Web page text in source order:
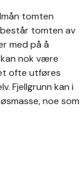
tomten
tomten av
med på å
nok være
ofte utføres
Fjellgrunn kan i
noe som